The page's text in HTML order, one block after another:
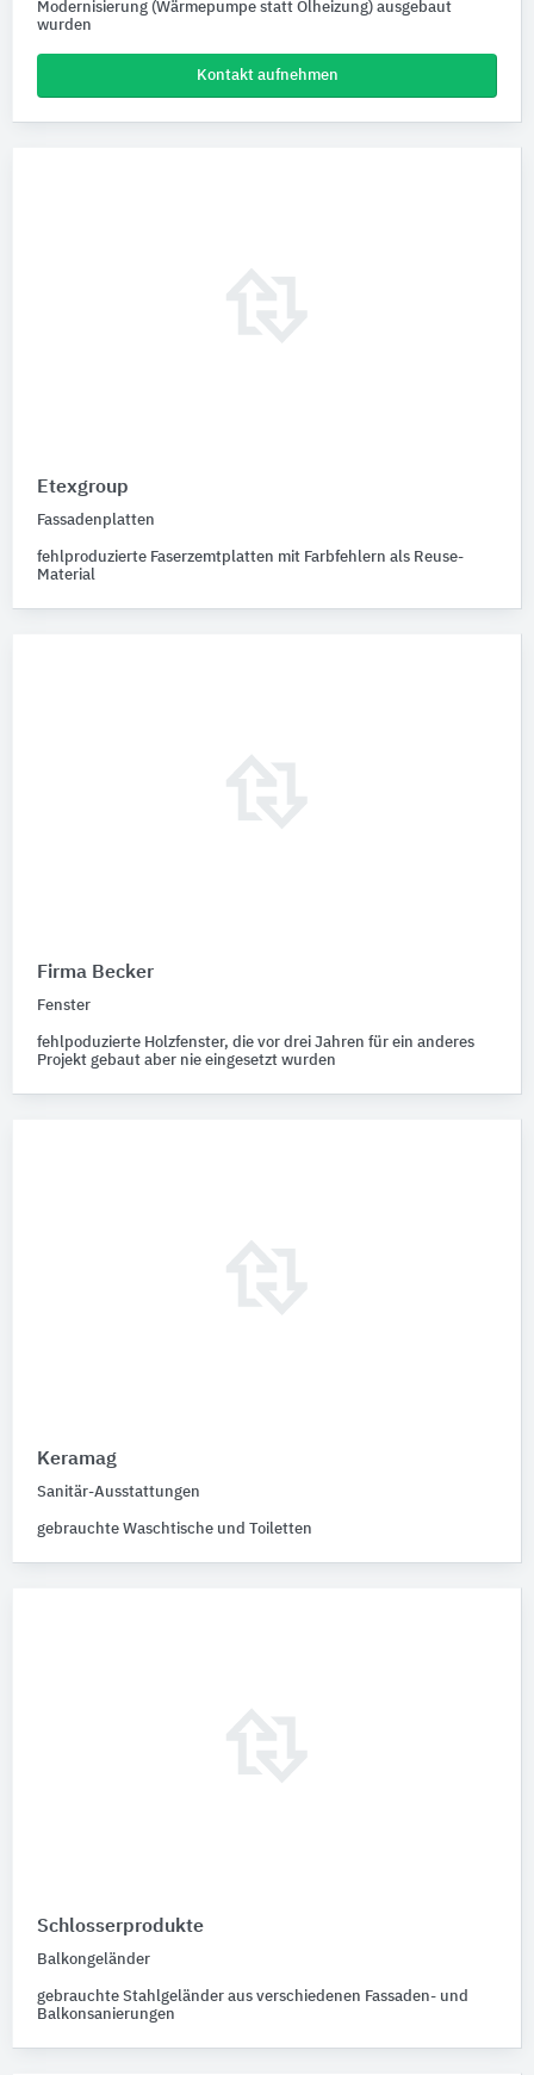
Modernisierung (Wärmepumpe statt Ölheizung) ausgebaut
wurden
Kontakt aufnehmen
Etexgroup
Fassadenplatten
fehlproduzierte Faserzemtplatten mit Farbfehlern als Reuse-
Material
Firma Becker
Fenster
fehlpoduzierte Holzfenster, die vor drei Jahren für ein anderes
Projekt gebaut aber nie eingesetzt wurden
Keramag
Sanitär-Ausstattungen
gebrauchte Waschtische und Toiletten
Schlosserprodukte
Balkongeländer
gebrauchte Stahlgeländer aus verschiedenen Fassaden- und
Balkonsanierungen